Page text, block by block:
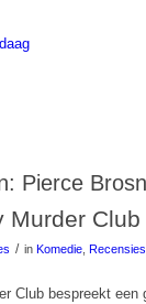
Pierce
Murder Club
/ in Komedie, Recensies
Club bespreekt een